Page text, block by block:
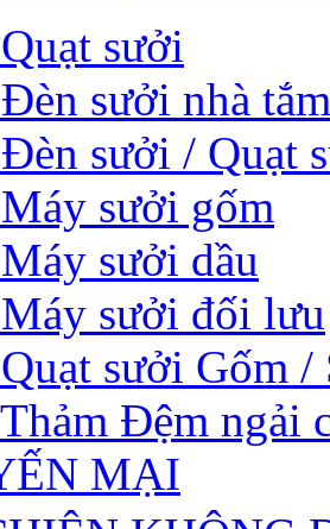
sưởi
sưởi nhà tắm
sưởi / Quạt
sưởi gốm
sưởi dầu
sưởi đối lưu
sưởi Gốm /
Đệm ngải
MẠI